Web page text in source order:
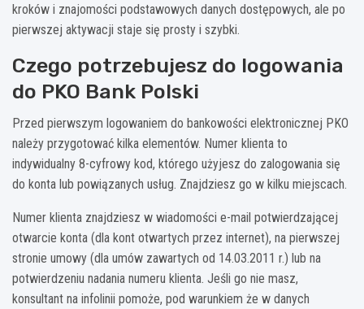
kroków i znajomości podstawowych danych dostępowych, ale po
pierwszej aktywacji staje się prosty i szybki.
Czego potrzebujesz do logowania
do PKO Bank Polski
Przed pierwszym logowaniem do bankowości elektronicznej PKO
należy przygotować kilka elementów. Numer klienta to
indywidualny 8-cyfrowy kod, którego użyjesz do zalogowania się
do konta lub powiązanych usług. Znajdziesz go w kilku miejscach.
Numer klienta znajdziesz w wiadomości e-mail potwierdzającej
otwarcie konta (dla kont otwartych przez internet), na pierwszej
stronie umowy (dla umów zawartych od 14.03.2011 r.) lub na
potwierdzeniu nadania numeru klienta. Jeśli go nie masz,
konsultant na infolinii pomoże, pod warunkiem że w danych